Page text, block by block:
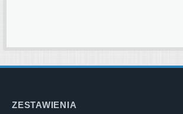
ZESTAWIENIA